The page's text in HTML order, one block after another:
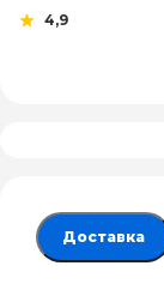
4,9
Доставка